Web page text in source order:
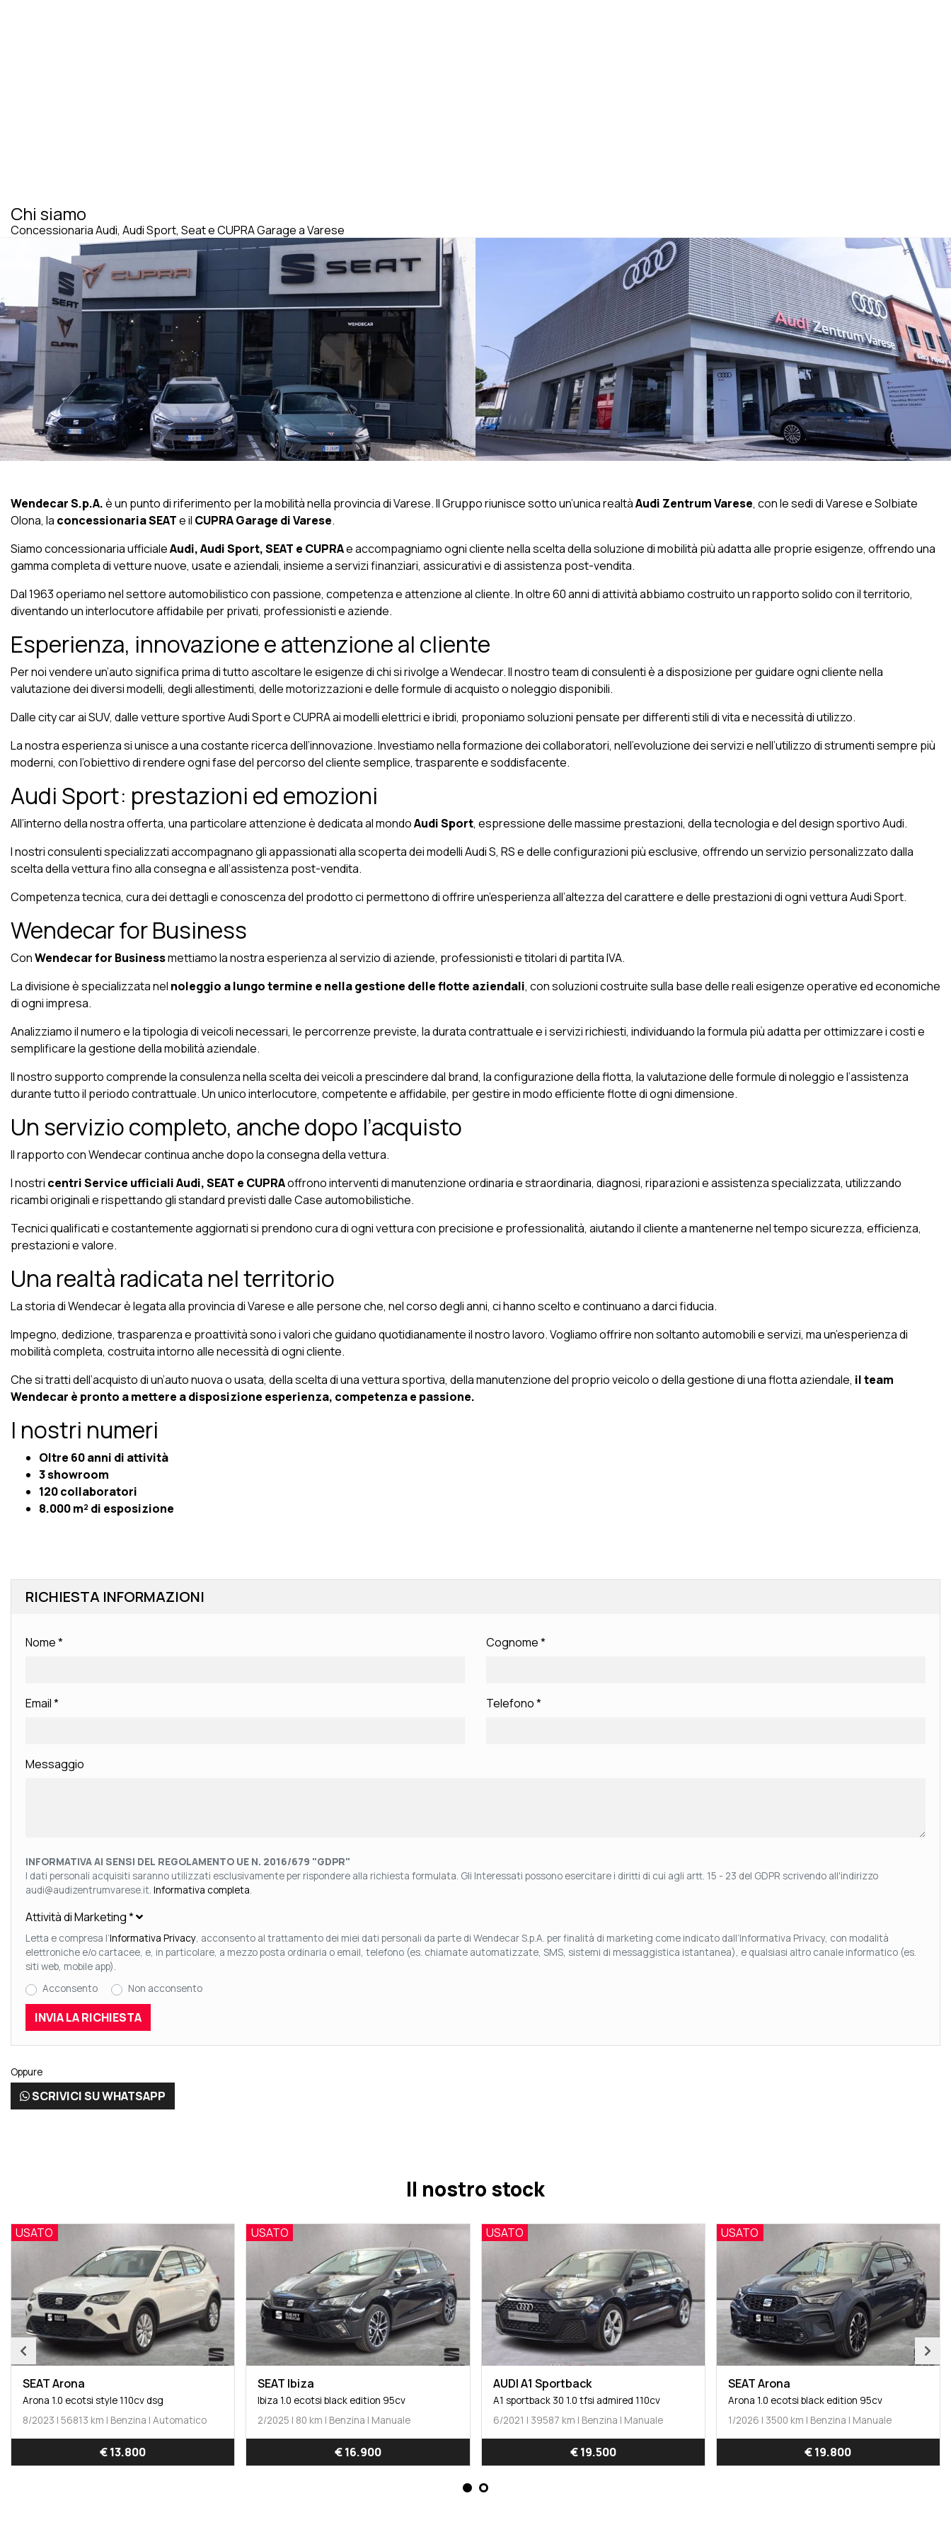
Chi siamo
Concessionaria Audi, Audi Sport, Seat e CUPRA Garage a Varese
Wendecar S.p.A.è un punto di riferimento per la mobilità nella provincia di Varese. Il Gruppo riunisce sotto un’unica realtàAudi Zentrum Varese, con le sedi di Varese e Solbiate
Olona, la concessionaria SEATe il CUPRA Garage di Varese.
Siamo concessionaria ufficialeAudi, Audi Sport, SEAT e CUPRAe accompagniamo ogni cliente nella scelta della soluzione di mobilità più adatta alle proprie esigenze, offrendo una
gamma completa di vetture nuove, usate e aziendali, insieme a servizi finanziari, assicurativi e di assistenza post-vendita.
Dal 1963 operiamo nel settore automobilistico con passione, competenza e attenzione al cliente. In oltre 60 anni di attività abbiamo costruito un rapporto solido con il territorio,
diventando un interlocutore affidabile per privati, professionisti e aziende.
Esperienza, innovazione e attenzione al cliente
Per noi vendere un’auto significa prima di tutto ascoltare le esigenze di chi si rivolge a Wendecar. Il nostro team di consulenti è a disposizione per guidare ogni cliente nella
valutazione dei diversi modelli, degli allestimenti, delle motorizzazioni e delle formule di acquisto o noleggio disponibili.
Dalle city car ai SUV, dalle vetture sportive Audi Sport e CUPRA ai modelli elettrici e ibridi, proponiamo soluzioni pensate per differenti stili di vita e necessità di utilizzo.
La nostra esperienza si unisce a una costante ricerca dell’innovazione. Investiamo nella formazione dei collaboratori, nell’evoluzione dei servizi e nell’utilizzo di strumenti sempre più
moderni, con l’obiettivo di rendere ogni fase del percorso del cliente semplice, trasparente e soddisfacente.
Audi Sport: prestazioni ed emozioni
All’interno della nostra offerta, una particolare attenzione è dedicata al mondoAudi Sport, espressione delle massime prestazioni, della tecnologia e del design sportivo Audi.
I nostri consulenti specializzati accompagnano gli appassionati alla scoperta dei modelli Audi S, RS e delle configurazioni più esclusive, offrendo un servizio personalizzato dalla
scelta della vettura fino alla consegna e all’assistenza post-vendita.
Competenza tecnica, cura dei dettagli e conoscenza del prodotto ci permettono di offrire un’esperienza all’altezza del carattere e delle prestazioni di ogni vettura Audi Sport.
Wendecar for Business
ConWendecar for Businessmettiamo la nostra esperienza al servizio di aziende, professionisti e titolari di partita IVA.
La divisione è specializzata nel noleggio a lungo termine e nella gestione delle flotte aziendali, con soluzioni costruite sulla base delle reali esigenze operative ed economiche
di ogni impresa.
Analizziamo il numero e la tipologia di veicoli necessari, le percorrenze previste, la durata contrattuale e i servizi richiesti, individuando la formula più adatta per ottimizzare i costi e
semplificare la gestione della mobilità aziendale.
Il nostro supporto comprende la consulenza nella scelta dei veicoli a prescindere dal brand, la configurazione della flotta, la valutazione delle formule di noleggio e l’assistenza
durante tutto il periodo contrattuale. Un unico interlocutore, competente e affidabile, per gestire in modo efficiente flotte di ogni dimensione.
Un servizio completo, anche dopo l’acquisto
Il rapporto con Wendecar continua anche dopo la consegna della vettura.
I nostri centri Service ufficiali Audi, SEAT e CUPRAoffrono interventi di manutenzione ordinaria e straordinaria, diagnosi, riparazioni e assistenza specializzata, utilizzando
ricambi originali e rispettando gli standard previsti dalle Case automobilistiche.
Tecnici qualificati e costantemente aggiornati si prendono cura di ogni vettura con precisione e professionalità, aiutando il cliente a mantenerne nel tempo sicurezza, efficienza,
prestazioni e valore.
Una realtà radicata nel territorio
La storia di Wendecar è legata alla provincia di Varese e alle persone che, nel corso degli anni, ci hanno scelto e continuano a darci fiducia.
Impegno, dedizione, trasparenza e proattività sono i valori che guidano quotidianamente il nostro lavoro. Vogliamo offrire non soltanto automobili e servizi, ma un’esperienza di
mobilità completa, costruita intorno alle necessità di ogni cliente.
Che si tratti dell’acquisto di un’auto nuova o usata, della scelta di una vettura sportiva, della manutenzione del proprio veicolo o della gestione di una flotta aziendale, il team
Wendecar è pronto a mettere a disposizione esperienza, competenza e passione.
I nostri numeri
Oltre 60 anni di attività
3 showroom
120 collaboratori
8.000 m² di esposizione
RICHIESTA INFORMAZIONI
Nome* Cognome*
Email* Telefono*
Messaggio
INFORMATIVA AI SENSI DEL REGOLAMENTO UE N. 2016/679 "GDPR"
I dati personali acquisiti saranno utilizzati esclusivamente per rispondere alla richiesta formulata. Gli Interessati possono esercitare i diritti di cui agli artt. 15 - 23 del GDPR scrivendo all'indirizzo
audi@audizentrumvarese.it. Informativa completa.
Attività di Marketing*
Letta e compresa l’Informativa Privacy, acconsento al trattamento dei miei dati personali da parte di Wendecar S.p.A. per finalità di marketing come indicato dall’Informativa Privacy, con modalità
elettroniche e/o cartacee, e, in particolare, a mezzo posta ordinaria o email, telefono (es. chiamate automatizzate, SMS, sistemi di messaggistica istantanea), e qualsiasi altro canale informatico (es.
siti web, mobile app).
Acconsento
Non acconsento
Oppure
SCRIVICI SU WHATSAPP
Il nostro stock
USATO
SEAT Arona
Arona 1.0 ecotsi style 110cv dsg
8/2023 | 56813 km | Benzina | Automatico
€ 13.800
USATO
SEAT Ibiza
Ibiza 1.0 ecotsi black edition 95cv
2/2025 | 80 km | Benzina | Manuale
€ 16.900
USATO
AUDI A1 Sportback
A1 sportback 30 1.0 tfsi admired 110cv
6/2021 | 39587 km | Benzina | Manuale
€ 19.500
USATO
SEAT Arona
Arona 1.0 ecotsi black edition 95cv
1/2026 | 3500 km | Benzina | Manuale
€ 19.800